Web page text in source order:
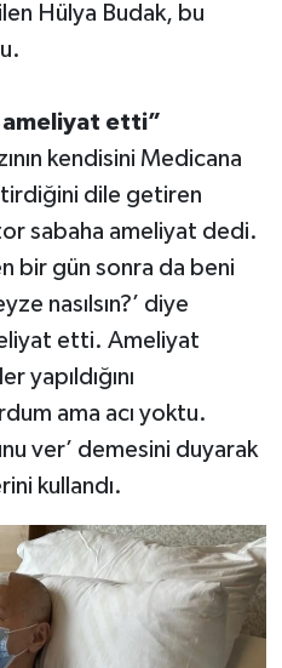
Hülya Budak, bu
etti”
kendisini Medicana
dile getiren
sabaha ameliyat dedi.
bir gün sonra da beni
nasılsın?’ diye
etti. Ameliyat
yapıldığını
ama acı yoktu.
ver’ demesini duyarak
kullandı.